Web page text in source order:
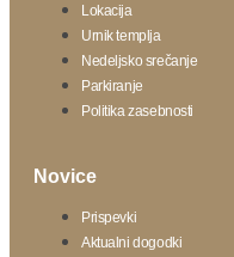
Lokacija
Urnik templja
Nedeljsko srečanje
Parkiranje
Politika zasebnosti
Novice
Prispevki
Aktualni dogodki